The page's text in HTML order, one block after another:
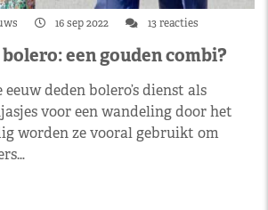
16 sep 2022 13 reacties
een gouden combi?
deden bolero’s dienst als
voor een wandeling door het
worden ze vooral gebruikt om